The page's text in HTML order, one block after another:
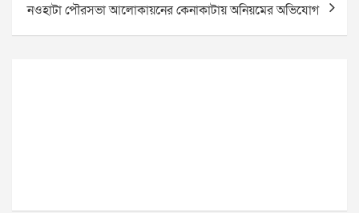
নওহাটা পৌরসভা আলোকায়নের কেনাকাটায় অনিয়মের অভিযোগ